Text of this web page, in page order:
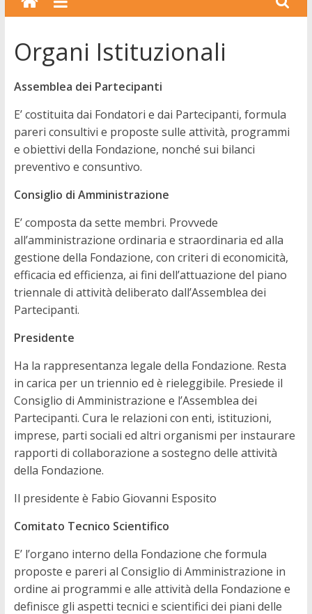
Organi Istituzionali
Assemblea dei Partecipanti
E’ costituita dai Fondatori e dai Partecipanti, formula
pareri consultivi e proposte sulle attività, programmi
e obiettivi della Fondazione, nonché sui bilanci
preventivo e consuntivo.
Consiglio di Amministrazione
E’ composta da sette membri. Provvede
all’amministrazione ordinaria e straordinaria ed alla
gestione della Fondazione, con criteri di economicità,
efficacia ed efficienza, ai fini dell’attuazione del piano
triennale di attività deliberato dall’Assemblea dei
Partecipanti.
Presidente
Ha la rappresentanza legale della Fondazione. Resta
in carica per un triennio ed è rieleggibile. Presiede il
Consiglio di Amministrazione e l’Assemblea dei
Partecipanti. Cura le relazioni con enti, istituzioni,
imprese, parti sociali ed altri organismi per instaurare
rapporti di collaborazione a sostegno delle attività
della Fondazione.
Il presidente è Fabio Giovanni Esposito
Comitato Tecnico Scientifico
E’ l’organo interno della Fondazione che formula
proposte e pareri al Consiglio di Amministrazione in
ordine ai programmi e alle attività della Fondazione e
definisce gli aspetti tecnici e scientifici dei piani delle